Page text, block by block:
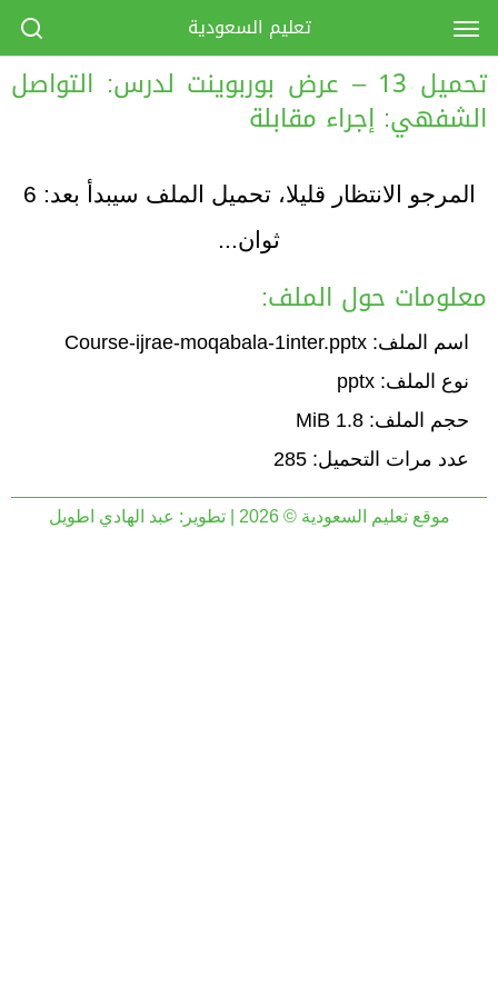
تحميل 13 – عرض بوربوينت لدرس: التواصل
الشفهي: إجراء مقابلة
المرجو الانتظار قليلا، تحميل الملف سيبدأ بعد: 6
ثوان...
معلومات حول الملف:
اسم الملف: Course-ijrae-moqabala-1inter.pptx
نوع الملف: pptx
حجم الملف: 1.8 MiB
عدد مرات التحميل: 285
موقع تعليم السعودية © 2026 | تطوير: عبد الهادي اطويل
تعليم السعودية